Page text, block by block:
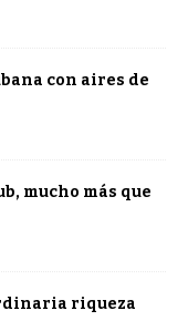
con aires de
mucho más que
riqueza